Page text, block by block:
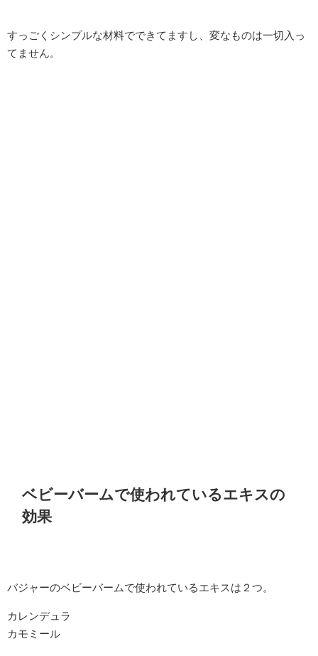
すっごくシンプルな材料でできてますし、変なものは一切入っ
てません。
ベビーバームで使われているエキスの
効果
バジャーのベビーバームで使われているエキスは２つ。
カレンデュラ
カモミール